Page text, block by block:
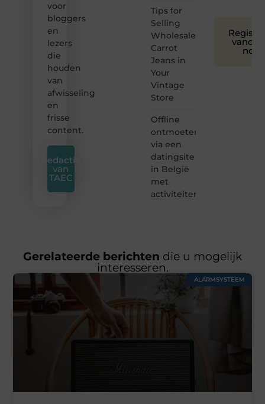
voor
bloggers
en
lezers
die
houden
van
afwisseling
en
frisse
content.
Redactie
van
TAEC
Tips for
Selling
Wholesale
Carrot
Jeans in
Your
Vintage
Store
Offline
ontmoeten
via een
datingsite
in België
met
activiteiten
nog
Gerelateerde berichten die u mogelijk
interesseren.
ALARMSYSTEEM